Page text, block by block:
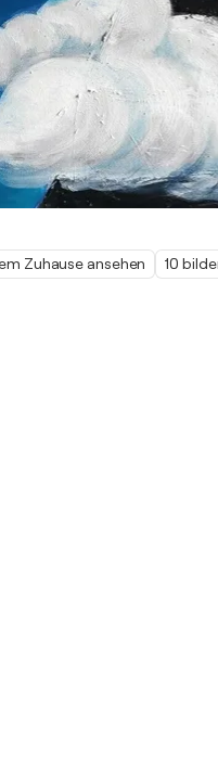
Zuhause ansehen 10